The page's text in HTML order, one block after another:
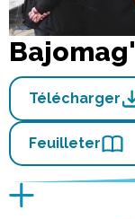
Bajomag'
Télécharger
Feuilleter